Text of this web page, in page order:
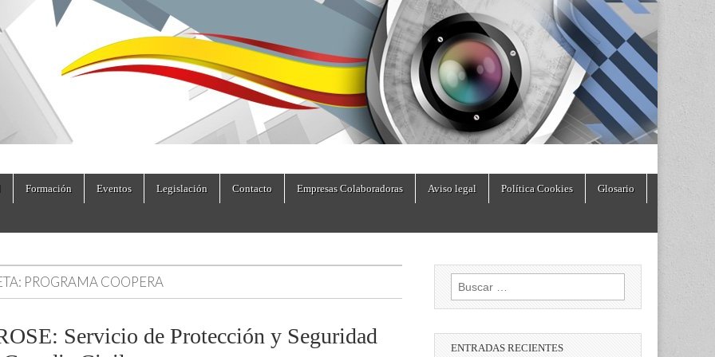
Formación Eventos Legislación Contacto Empresas Colaboradoras Aviso legal Política Cookies Glosario
PROGRAMA COOPERA
Servicio de Protección y Seguridad
Buscar:
ENTRADAS RECIENTES